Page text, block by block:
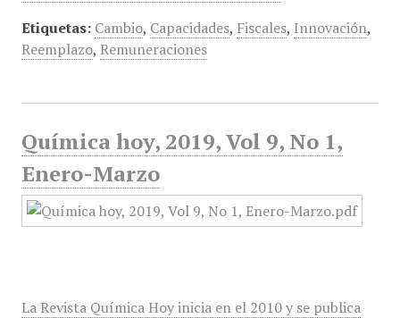
Etiquetas: Cambio, Capacidades, Fiscales, Innovación,
Reemplazo, Remuneraciones
Química hoy, 2019, Vol 9, No 1,
Enero-Marzo
La Revista Química Hoy inicia en el 2010 y se publica